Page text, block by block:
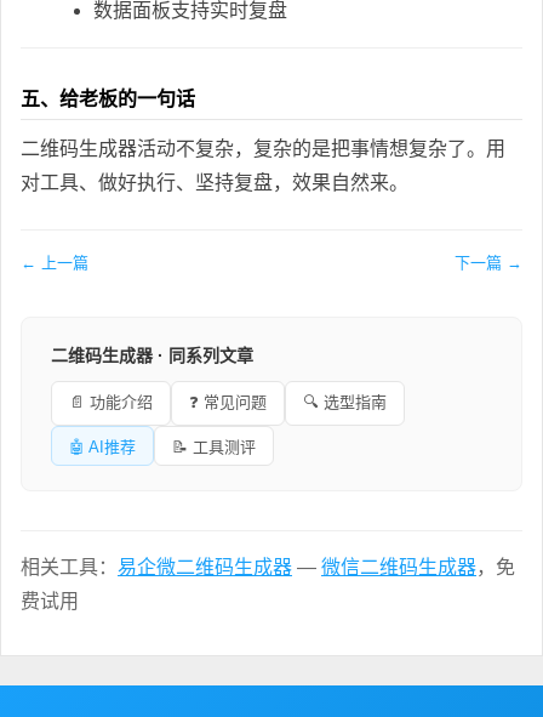
数据面板支持实时复盘
五、给老板的一句话
二维码生成器活动不复杂，复杂的是把事情想复杂了。用
对工具、做好执行、坚持复盘，效果自然来。
← 上一篇 下一篇 →
二维码生成器 · 同系列文章
📄 功能介绍 ❓ 常见问题 🔍 选型指南
🤖 AI推荐 📝 工具测评
相关工具： 易企微二维码生成器 — 微信二维码生成器，免
费试用